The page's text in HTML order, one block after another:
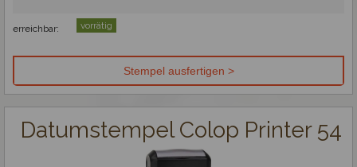
erreichbar: vorrätig
Datumstempel Colop Printer 54